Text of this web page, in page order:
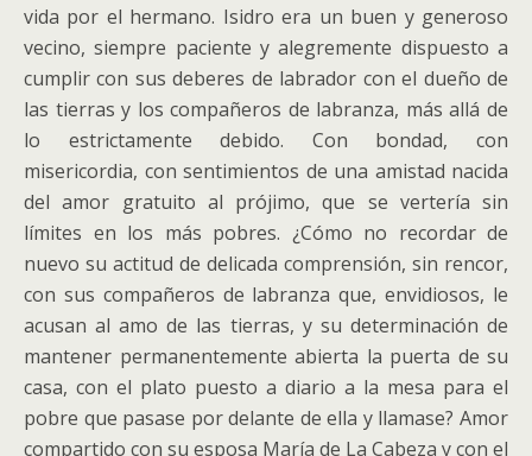
vida por el hermano. Isidro era un buen y generoso
vecino, siempre paciente y alegremente dispuesto a
cumplir con sus deberes de labrador con el dueño de
las tierras y los compañeros de labranza, más allá de
lo estrictamente debido. Con bondad, con
misericordia, con sentimientos de una amistad nacida
del amor gratuito al prójimo, que se vertería sin
límites en los más pobres. ¿Cómo no recordar de
nuevo su actitud de delicada comprensión, sin rencor,
con sus compañeros de labranza que, envidiosos, le
acusan al amo de las tierras, y su determinación de
mantener permanentemente abierta la puerta de su
casa, con el plato puesto a diario a la mesa para el
pobre que pasase por delante de ella y llamase? Amor
compartido con su esposa María de La Cabeza y con el